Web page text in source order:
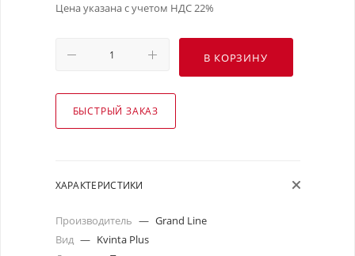
Цена указана с учетом НДС 22%
В КОРЗИНУ
БЫСТРЫЙ ЗАКАЗ
ХАРАКТЕРИСТИКИ
Производитель — Grand Line
Вид — Kvinta Plus